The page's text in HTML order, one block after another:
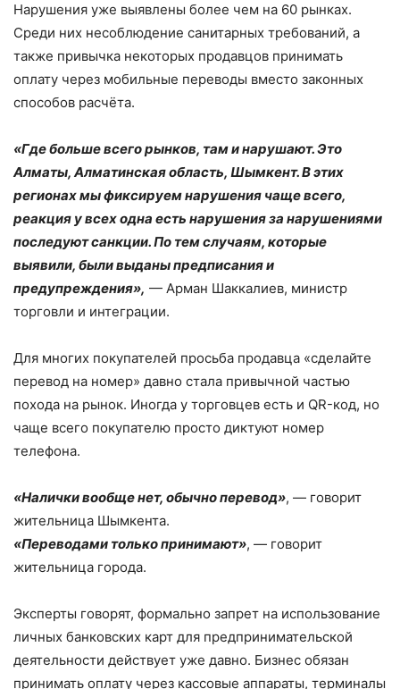
Нарушения уже выявлены более чем на 60 рынках.
Среди них несоблюдение санитарных требований, а
также привычка некоторых продавцов принимать
оплату через мобильные переводы вместо законных
способов расчёта.
«Где больше всего рынков, там и нарушают. Это
Алматы, Алматинская область, Шымкент. В этих
регионах мы фиксируем нарушения чаще всего,
реакция у всех одна есть нарушения за нарушениями
последуют санкции. По тем случаям, которые
выявили, были выданы предписания и
предупреждения», — Арман Шаккалиев, министр
торговли и интеграции.
Для многих покупателей просьба продавца «сделайте
перевод на номер» давно стала привычной частью
похода на рынок. Иногда у торговцев есть и QR-код, но
чаще всего покупателю просто диктуют номер
телефона.
«Налички вообще нет, обычно перевод», — говорит
жительница Шымкента.
«Переводами только принимают», — говорит
жительница города.
Эксперты говорят, формально запрет на использование
личных банковских карт для предпринимательской
деятельности действует уже давно. Бизнес обязан
принимать оплату через кассовые аппараты, терминалы